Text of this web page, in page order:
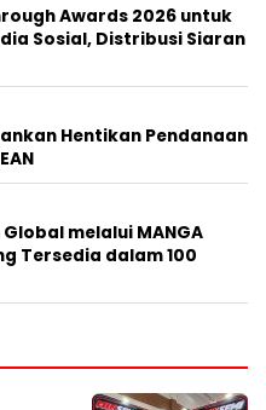
Awards 2026 untuk
Sosial, Distribusi Siaran
Hentikan Pendanaan
melalui MANGA
Tersedia dalam 100